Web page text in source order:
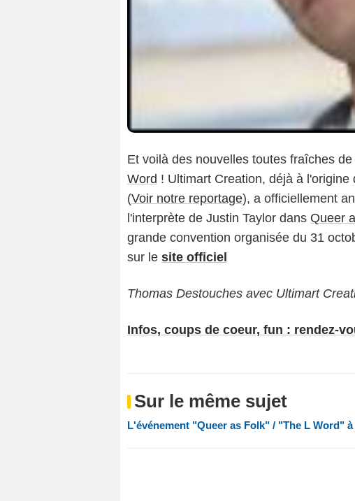
Et voilà des nouvelles toutes fraîches
Word ! Ultimart Creation, déjà à l'origine
(Voir notre reportage), a officiellement
l'interprète de Justin Taylor dans Queer
grande convention organisée du 31
sur le site officiel
Thomas Destouches avec Ultimart
Infos, coups de coeur, fun : rendez-
Sur le même sujet
L'événement "Queer as Folk" / "The L Word"